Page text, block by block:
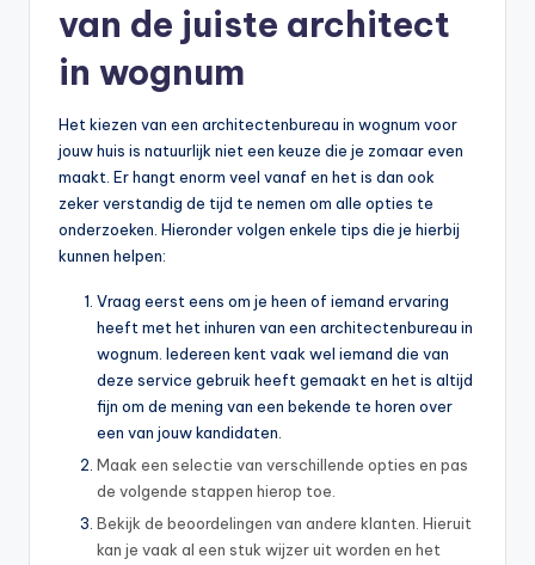
van de juiste architect
in wognum
Het kiezen van een architectenbureau in wognum voor
jouw huis is natuurlijk niet een keuze die je zomaar even
maakt. Er hangt enorm veel vanaf en het is dan ook
zeker verstandig de tijd te nemen om alle opties te
onderzoeken. Hieronder volgen enkele tips die je hierbij
kunnen helpen:
Vraag eerst eens om je heen of iemand ervaring
heeft met het inhuren van een architectenbureau in
wognum. Iedereen kent vaak wel iemand die van
deze service gebruik heeft gemaakt en het is altijd
fijn om de mening van een bekende te horen over
een van jouw kandidaten.
Maak een selectie van verschillende opties en pas
de volgende stappen hierop toe.
Bekijk de beoordelingen van andere klanten. Hieruit
kan je vaak al een stuk wijzer uit worden en het